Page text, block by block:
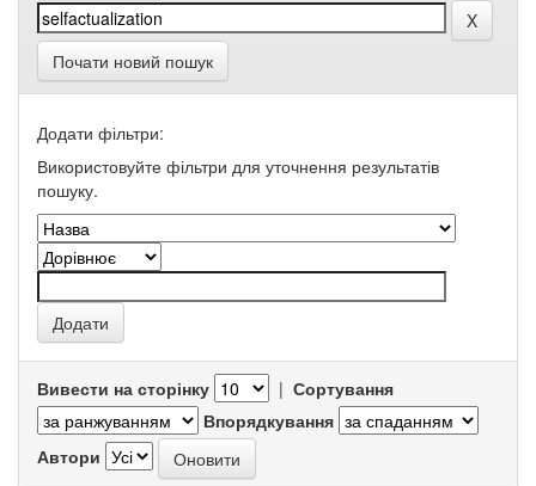
Почати новий пошук
Додати фільтри:
Використовуйте фільтри для уточнення результатів
пошуку.
Вивести на сторінку | Сортування
Впорядкування
Автори